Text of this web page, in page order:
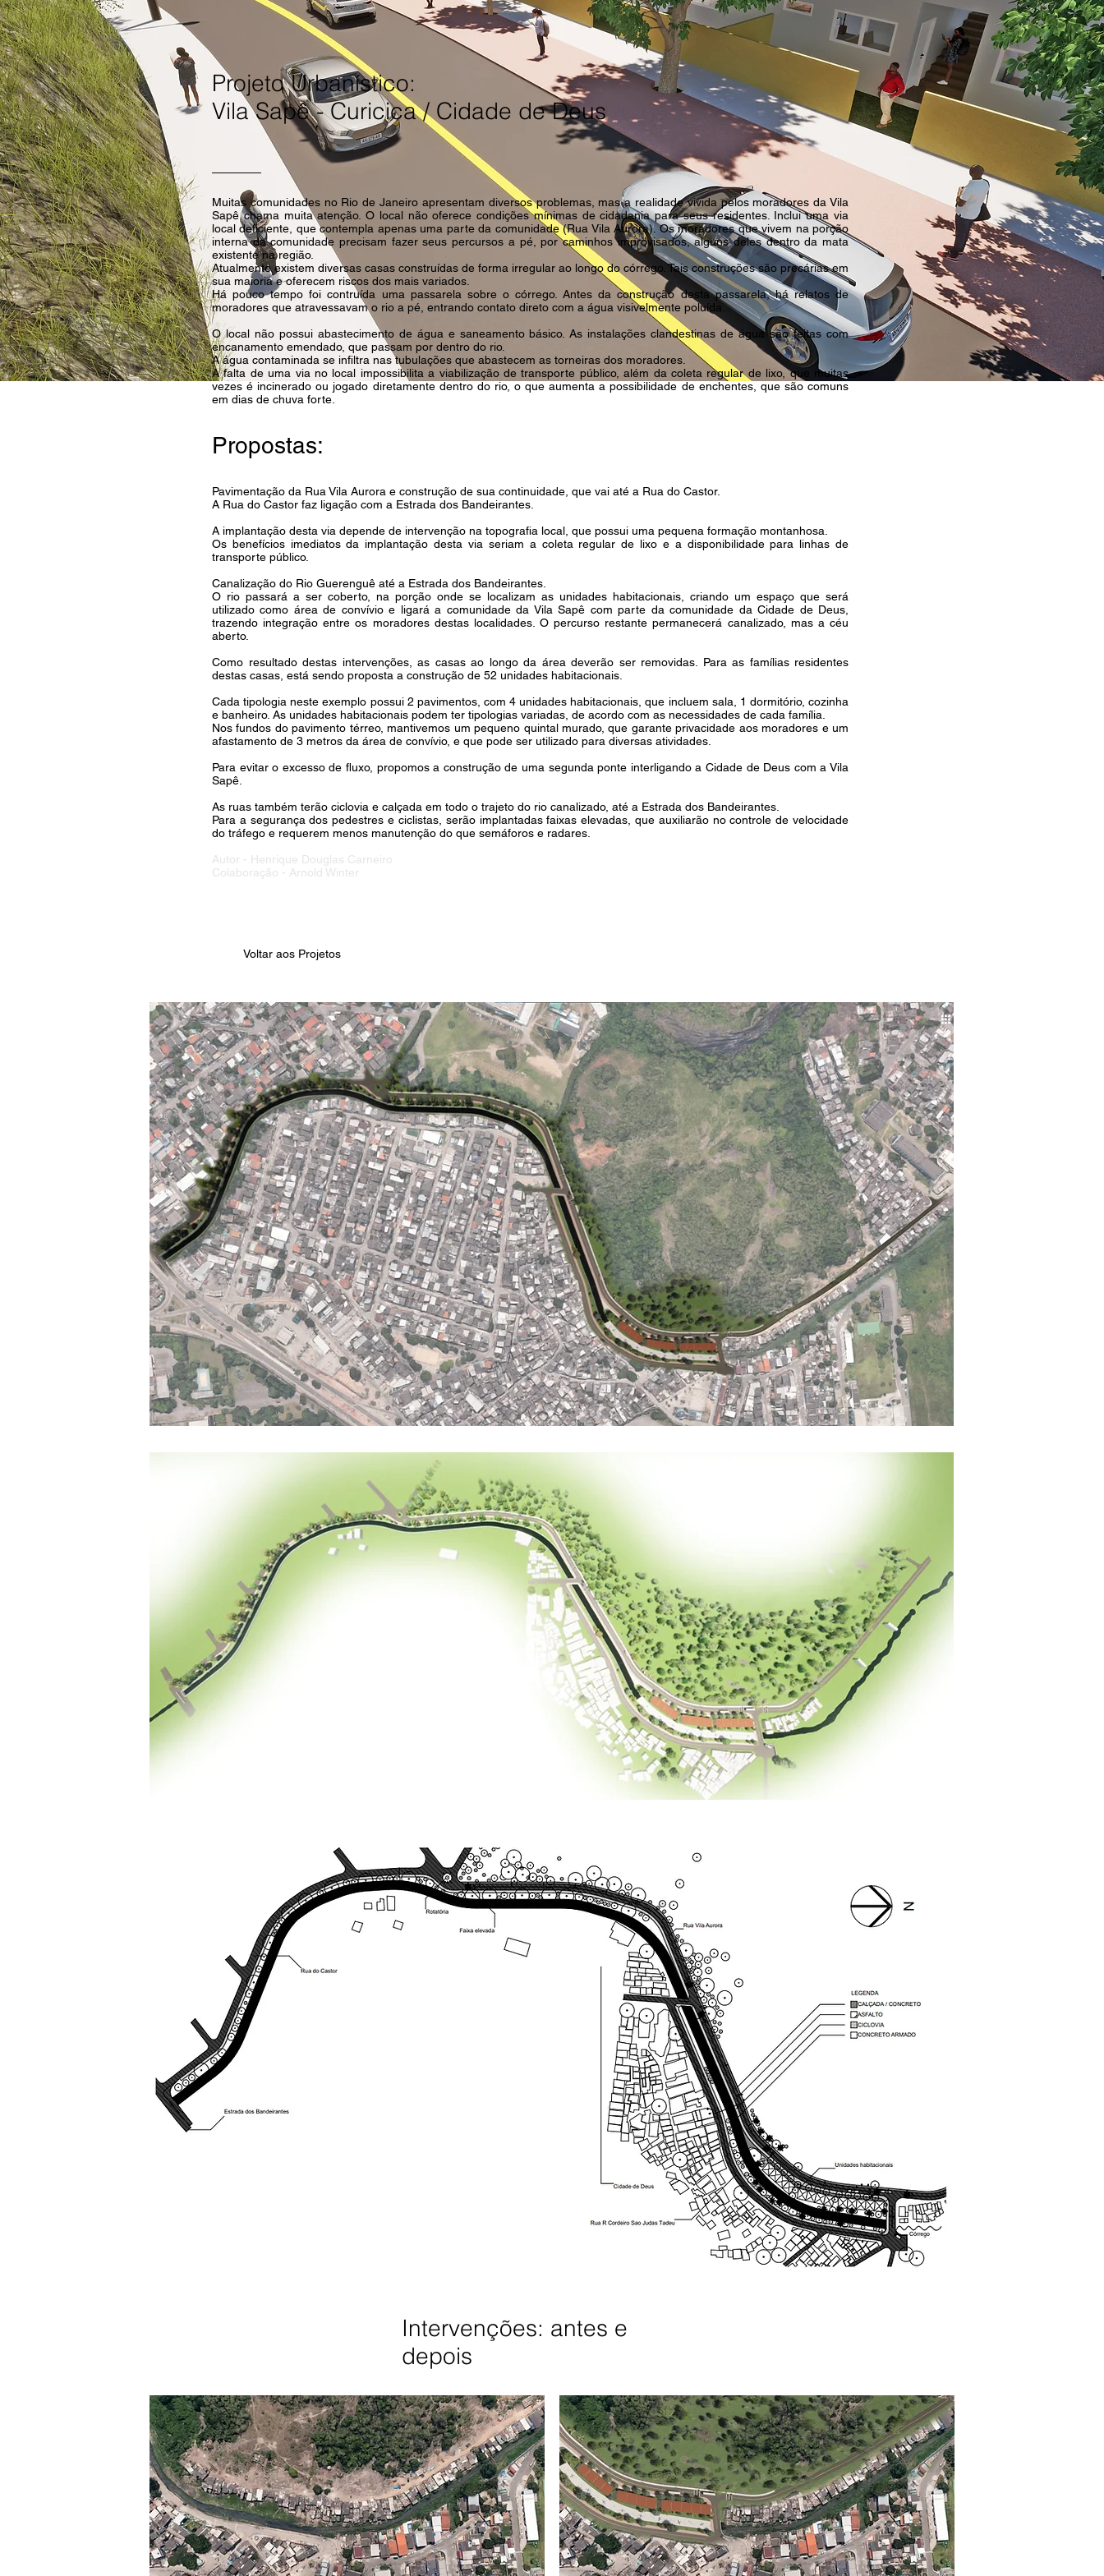
Projeto Urbanístico:
Vila Sapê - Curicica / Cidade de Deus
Muitas comunidades no Rio de Janeiro apresentam diversos problemas, mas a realidade vivida pelos moradores da Vila
Sapê chama muita atenção. O local não oferece condições mínimas de cidadania para seus residentes. Inclui uma via
local deficiente, que contempla apenas uma parte da comunidade (Rua Vila Aurora). Os moradores que vivem na porção
interna da comunidade precisam fazer seus percursos a pé, por caminhos improvisados, alguns deles dentro da mata
existente na região.
Atualmente existem diversas casas construídas de forma irregular ao longo do córrego. Tais construções são precárias em
sua maioria e oferecem riscos dos mais variados.
Há pouco tempo foi contruída uma passarela sobre o córrego. Antes da construção desta passarela, há relatos de
moradores que atravessavam o rio a pé, entrando contato direto com a água visivelmente poluída.
O local não possui abastecimento de água e saneamento básico. As instalações clandestinas de água são feitas com
encanamento emendado, que passam por dentro do rio.
A água contaminada se infiltra nas tubulações que abastecem as torneiras dos moradores.
A falta de uma via no local impossibilita a viabilização de transporte público, além da coleta regular de lixo, que muitas
vezes é incinerado ou jogado diretamente dentro do rio, o que aumenta a possibilidade de enchentes, que são comuns
em dias de chuva forte.
Propostas:
Pavimentação da Rua Vila Aurora e construção de sua continuidade, que vai até a Rua do Castor.
A Rua do Castor faz ligação com a Estrada dos Bandeirantes.
A implantação desta via depende de intervenção na topografia local, que possui uma pequena formação montanhosa.
Os benefícios imediatos da implantação desta via seriam a coleta regular de lixo e a disponibilidade para linhas de
transporte público.
Canalização do Rio Guerenguê até a Estrada dos Bandeirantes.
O rio passará a ser coberto, na porção onde se localizam as unidades habitacionais, criando um espaço que será
utilizado como área de convívio e ligará a comunidade da Vila Sapê com parte da comunidade da Cidade de Deus,
trazendo integração entre os moradores destas localidades. O percurso restante permanecerá canalizado, mas a céu
aberto.
Como resultado destas intervenções, as casas ao longo da área deverão ser removidas. Para as famílias residentes
destas casas, está sendo proposta a construção de 52 unidades habitacionais.
Cada tipologia neste exemplo possui 2 pavimentos, com 4 unidades habitacionais, que incluem sala, 1 dormitório, cozinha
e banheiro. As unidades habitacionais podem ter tipologias variadas, de acordo com as necessidades de cada família.
Nos fundos do pavimento térreo, mantivemos um pequeno quintal murado, que garante privacidade aos moradores e um
afastamento de 3 metros da área de convívio, e que pode ser utilizado para diversas atividades.
Para evitar o excesso de fluxo, propomos a construção de uma segunda ponte interligando a Cidade de Deus com a Vila
Sapê.
As ruas também terão ciclovia e calçada em todo o trajeto do rio canalizado, até a Estrada dos Bandeirantes.
Para a segurança dos pedestres e ciclistas, serão implantadas faixas elevadas, que auxiliarão no controle de velocidade
do tráfego e requerem menos manutenção do que semáforos e radares.
Autor - Henrique Douglas Carneiro
Colaboração - Arnold Winter
Voltar aos Projetos
Intervenções: antes e
depois